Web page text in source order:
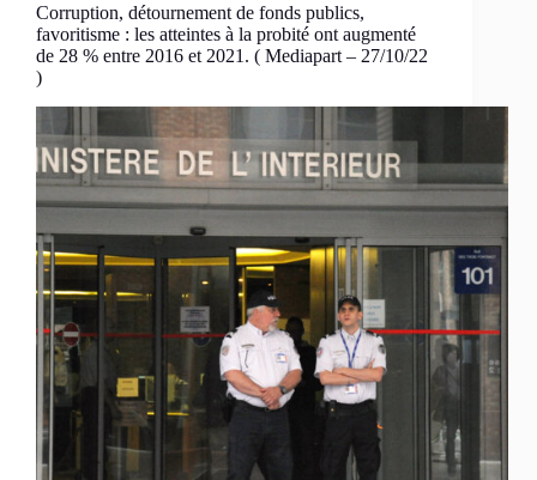
Corruption, détournement de fonds publics,
favoritisme : les atteintes à la probité ont augmenté
de 28 % entre 2016 et 2021. ( Mediapart – 27/10/22
)